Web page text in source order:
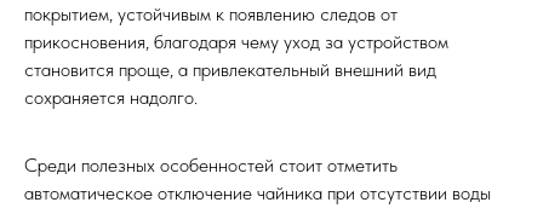
покрытием, устойчивым к появлению следов от
прикосновения, благодаря чему уход за устройством
становится проще, а привлекательный внешний вид
сохраняется надолго.
Среди полезных особенностей стоит отметить
автоматическое отключение чайника при отсутствии воды